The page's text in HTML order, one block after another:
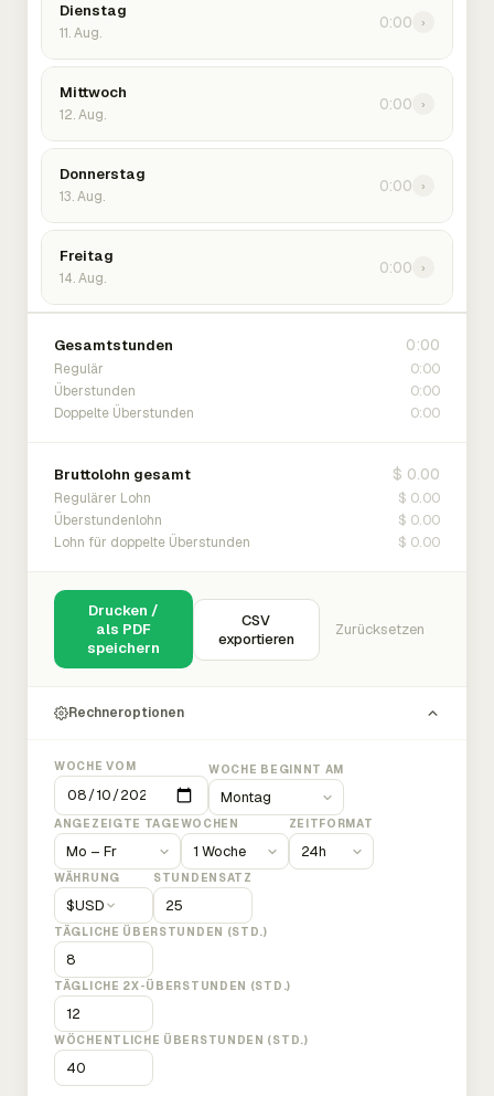
Dienstag
11. Aug.
0:00 ›
Mittwoch
12. Aug.
0:00 ›
Donnerstag
13. Aug.
0:00 ›
Freitag
14. Aug.
0:00 ›
Gesamtstunden 0:00
Regulär 0:00
Überstunden 0:00
Doppelte Überstunden 0:00
Bruttolohn gesamt $ 0.00
Regulärer Lohn $ 0.00
Überstundenlohn $ 0.00
Lohn für doppelte Überstunden $ 0.00
Drucken /
als PDF
speichern
CSV
exportieren
Zurücksetzen
Rechneroptionen
WOCHE VOM WOCHE BEGINNT AM
ANGEZEIGTE TAGEWOCHEN ZEITFORMAT
WÄHRUNG
$USD
STUNDENSATZ
TÄGLICHE ÜBERSTUNDEN (STD.)
TÄGLICHE 2X-ÜBERSTUNDEN (STD.)
WÖCHENTLICHE ÜBERSTUNDEN (STD.)